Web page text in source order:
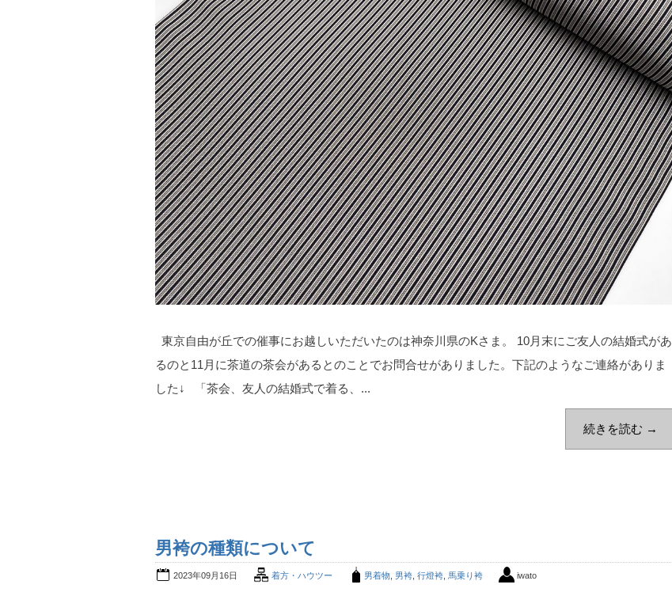
東京自由が丘での催事にお越しいただいたのは神奈川県のKさま。 10月末にご友人の結婚式があ
るのと11月に茶道の茶会があるとのことでお問合せがありました。下記のようなご連絡がありま
した↓ 「茶会、友人の結婚式で着る、...
続きを読む →
男袴の種類について
2023年09月16日 着方・ハウツー 男着物, 男袴, 行燈袴, 馬乗り袴 iwato